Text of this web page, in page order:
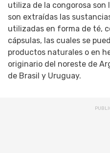
utiliza de la congorosa son
son extraídas las
utilizadas en forma de té,
cápsulas, las cuales se
productos naturales o en
originario del noreste de
de Brasil y Uruguay.